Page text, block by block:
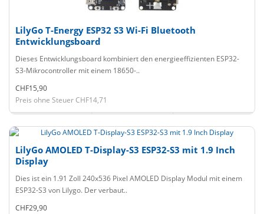
LilyGo T-Energy ESP32 S3 Wi-Fi Bluetooth
Entwicklungsboard
Dieses Entwicklungsboard kombiniert den energieeffizienten ESP32-
S3-Mikrocontroller mit einem 18650-..
CHF15,90
Preis ohne Steuer CHF14,71
LilyGo AMOLED T-Display-S3 ESP32-S3 mit 1.9 Inch
Display
Dies ist ein 1.91 Zoll 240x536 Pixel AMOLED Display Modul mit einem
ESP32-S3 von Lilygo. Der verbaut..
CHF29,90